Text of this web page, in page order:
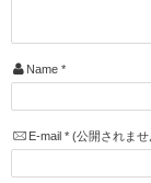
Name *
E-mail *(公開されませ